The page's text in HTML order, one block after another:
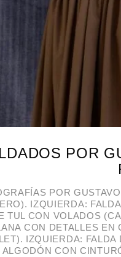
POR
POR
IZQUIERDA:
TUL CON VOLADOS
CON DETALLES
IZQUIERDA:
ALGODÓN CON